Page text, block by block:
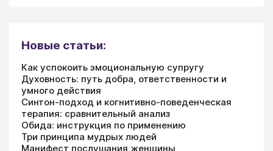
Новые статьи:
Как успокоить эмоциональную супругу
Духовность: путь добра, ответственности и
умного действия
Синтон-подход и когнитивно-поведенческая
терапия: сравнительный анализ
Обида: инструкция по применению
Три принципа мудрых людей
Манифест послушания женщины